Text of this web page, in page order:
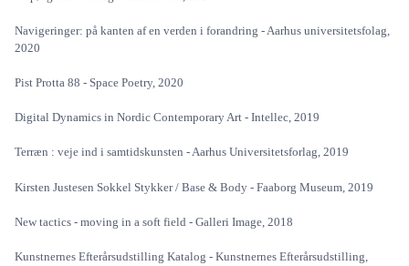
Navigeringer: på kanten af en verden i forandring - Aarhus universitetsfolag,
2020
Pist Protta 88 - Space Poetry, 2020
Digital Dynamics in Nordic Contemporary Art - Intellec, 2019
Terræn : veje ind i samtidskunsten - Aarhus Universitetsforlag, 2019
Kirsten Justesen Sokkel Stykker / Base & Body - Faaborg Museum, 2019
New tactics - moving in a soft field - Galleri Image, 2018
Kunstnernes Efterårsudstilling Katalog - Kunstnernes Efterårsudstilling,